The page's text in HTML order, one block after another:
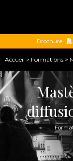
Vous
êtes
ici
Accueil > Formations >
Brochure